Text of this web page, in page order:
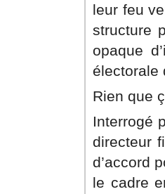
leur feu
structure
opaque
électorale
Rien que
Interrogé
directeur
d’accord
le cadre